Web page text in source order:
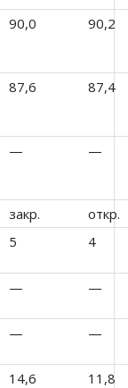
90,0 90,2
87,6 87,4
— —
закр.
откр.
5 4
— —
— —
14,6
11,8